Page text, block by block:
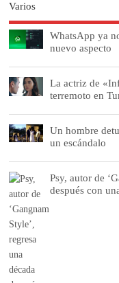
Varios
WhatsApp ya
nuevo aspecto
La actriz de
terremoto en
Un hombre
un escándalo
Psy, autor de
después con